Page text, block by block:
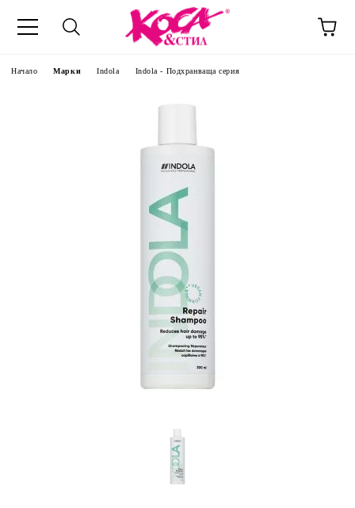
Начало Марки Indola Indola - Подхранваща серия